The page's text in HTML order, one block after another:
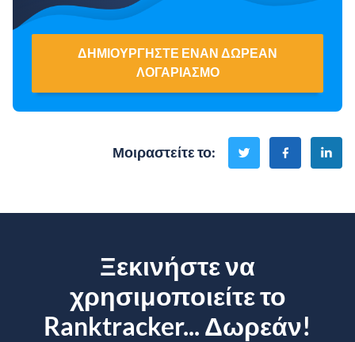
ΔΗΜΙΟΥΡΓΉΣΤΕ ΈΝΑΝ ΔΩΡΕΆΝ
ΛΟΓΑΡΙΑΣΜΌ
Μοιραστείτε το:
Ξεκινήστε να
χρησιμοποιείτε το
Ranktracker... Δωρεάν!